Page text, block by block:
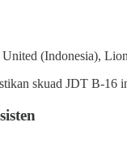
(Indonesia),
skuad JDT B-16